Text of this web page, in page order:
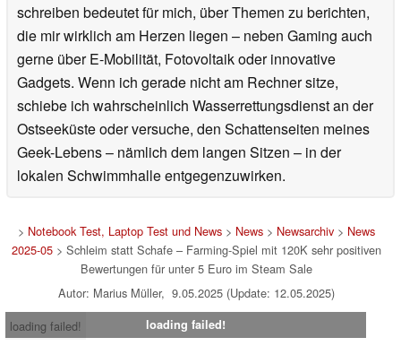
schreiben bedeutet für mich, über Themen zu berichten,
die mir wirklich am Herzen liegen – neben Gaming auch
gerne über E-Mobilität, Fotovoltaik oder innovative
Gadgets. Wenn ich gerade nicht am Rechner sitze,
schiebe ich wahrscheinlich Wasserrettungsdienst an der
Ostseeküste oder versuche, den Schattenseiten meines
Geek-Lebens – nämlich dem langen Sitzen – in der
lokalen Schwimmhalle entgegenzuwirken.
> Notebook Test, Laptop Test und News> News> Newsarchiv> News
2025-05> Schleim statt Schafe – Farming-Spiel mit 120K sehr positiven
Bewertungen für unter 5 Euro im Steam Sale
Autor: Marius Müller, 9.05.2025 (Update: 12.05.2025)
loading failed!
loading failed!